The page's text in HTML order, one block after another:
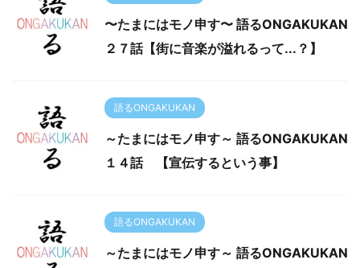
〜たまにはモノ申す〜 語るONGAKUKAN
２７話【街に音楽が溢れるって...？】
語るONGAKUKAN
～たまにはモノ申す～ 語るONGAKUKAN
１４話 【宣伝するという事】
語るONGAKUKAN
～たまにはモノ申す～ 語るONGAKUKAN